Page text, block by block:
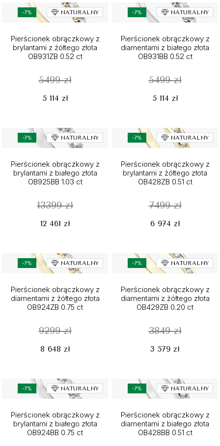
-7% NATURALNY
Pierścionek obrączkowy z
brylantami z żółtego złota
OB931ZB 0.52 ct
5499 zł
5 114 zł
-7% NATURALNY
Pierścionek obrączkowy z
diamentami z białego złota
OB931BB 0.52 ct
5499 zł
5 114 zł
-7% NATURALNY
Pierścionek obrączkowy z
brylantami z białego złota
OB925BB 1.03 ct
13399 zł
12 461 zł
-7% NATURALNY
Pierścionek obrączkowy z
brylantami z żółtego złota
OB428ZB 0.51 ct
7499 zł
6 974 zł
-7% NATURALNY
Pierścionek obrączkowy z
diamentami z żółtego złota
OB924ZB 0.75 ct
9299 zł
8 648 zł
-7% NATURALNY
Pierścionek obrączkowy z
diamentami z żółtego złota
OB429ZB 0.20 ct
3849 zł
3 579 zł
-7% NATURALNY
Pierścionek obrączkowy z
brylantami z białego złota
OB924BB 0.75 ct
-7% NATURALNY
Pierścionek obrączkowy z
diamentami z białego złota
OB428BB 0.51 ct